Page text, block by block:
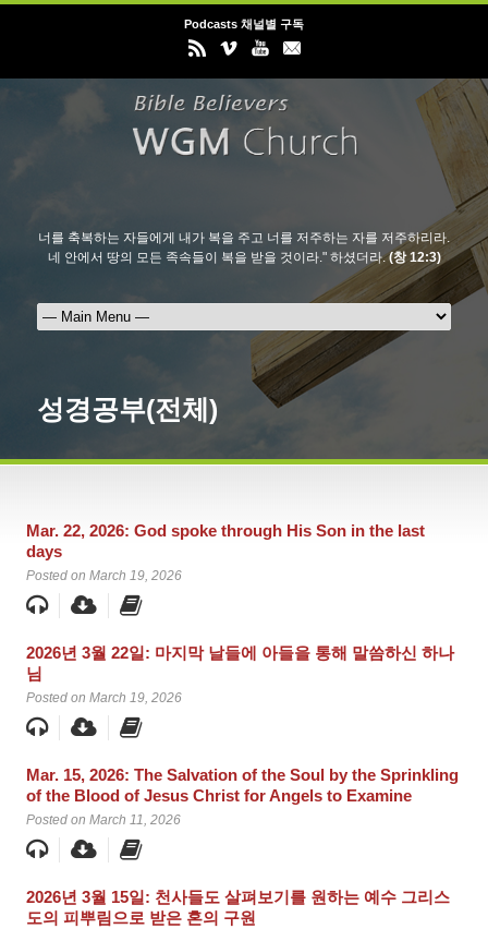
Podcasts 채널별 구독
너를 축복하는 자들에게 내가 복을 주고 너를 저주하는 자를 저주하리라.
네 안에서 땅의 모든 족속들이 복을 받을 것이라." 하셨더라.(창 12:3)
성경공부(전체)
Mar. 22, 2026: God spoke through His Son in the last
days
Posted on March 19, 2026
2026년 3월 22일: 마지막 날들에 아들을 통해 말씀하신 하나
님
Posted on March 19, 2026
Mar. 15, 2026: The Salvation of the Soul by the Sprinkling
of the Blood of Jesus Christ for Angels to Examine
Posted on March 11, 2026
2026년 3월 15일: 천사들도 살펴보기를 원하는 예수 그리스
도의 피뿌림으로 받은 혼의 구원